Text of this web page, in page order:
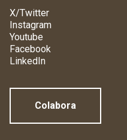
X/Twitter
Instagram
Youtube
Facebook
LinkedIn
Colabora